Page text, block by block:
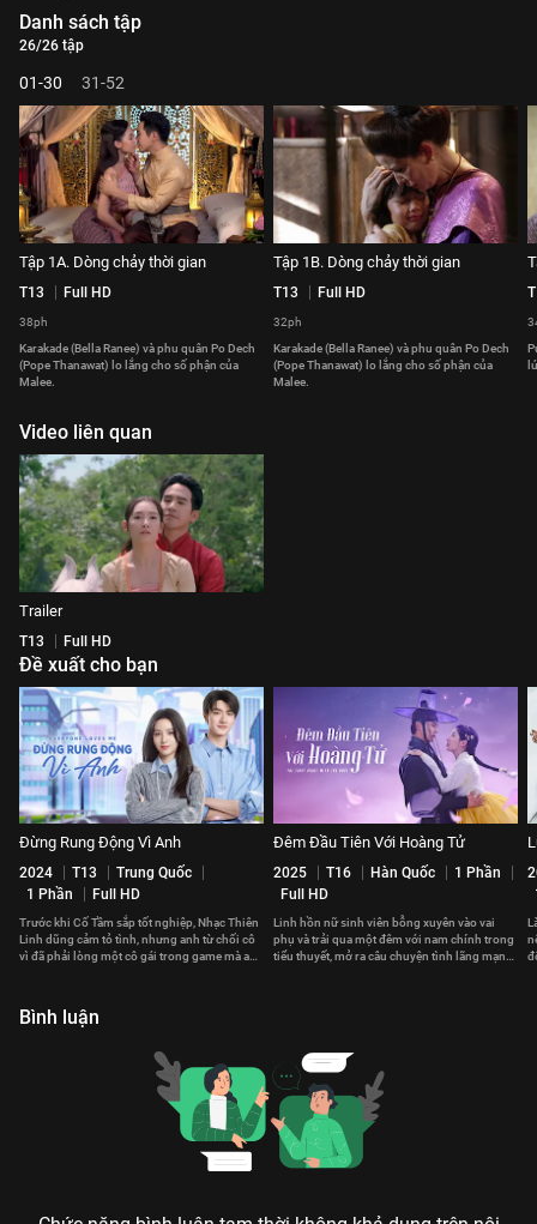
Danh sách tập
26/26 tập
01-30 31-52
Tập 1A. Dòng chảy thời gian
T13 Full HD
38ph
Karakade (Bella Ranee) và phu quân Po Dech
(Pope Thanawat) lo lắng cho số phận của
Malee.
Tập 1B. Dòng chảy thời gian
T13 Full HD
32ph
Karakade (Bella Ranee) và phu quân Po Dech
(Pope Thanawat) lo lắng cho số phận của
Malee.
Video liên quan
Trailer
T13 Full HD
Đề xuất cho bạn
Đừng Rung Động Vì Anh
2024 T13
Trung Quốc
1 Phần
Full HD
Trước khi Cố Tầm sắp tốt nghiệp, Nhạc Thiên
Linh dũng cảm tỏ tình, nhưng anh từ chối cô
vì đã phải lòng một cô gái trong game mà anh
Đêm Đầu Tiên Với Hoàng Tử
2025 T16 Hàn Quốc
1 Phần
Full HD
Linh hồn nữ sinh viên bỗng xuyên vào vai
phụ và trải qua một đêm với nam chính trong
tiểu thuyết, mở ra câu chuyện tình lãng mạn
Bình luận